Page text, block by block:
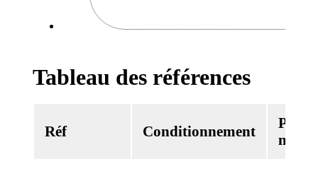
Tableau des références
Réf Conditionnement
Poids
net